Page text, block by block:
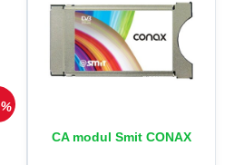
CA modul Smit CONAX